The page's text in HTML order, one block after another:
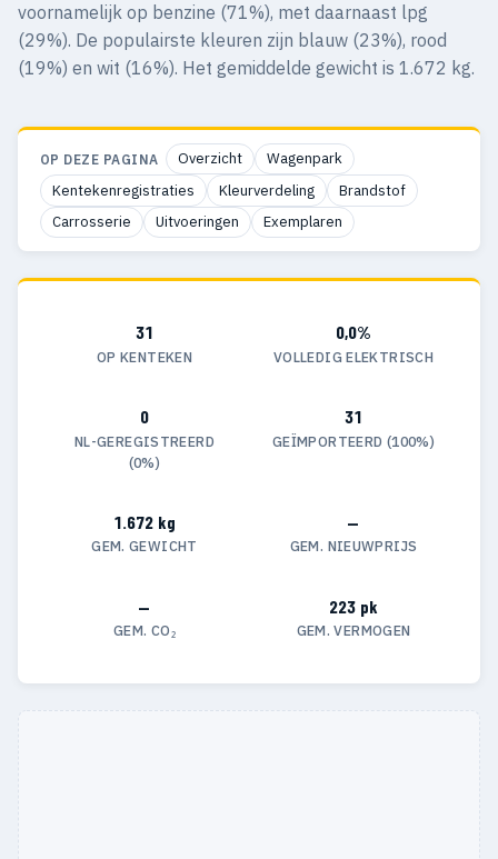
voornamelijk op benzine (71%), met daarnaast lpg
(29%). De populairste kleuren zijn blauw (23%), rood
(19%) en wit (16%). Het gemiddelde gewicht is 1.672 kg.
OP DEZE PAGINA Overzicht
Wagenpark
Kentekenregistraties
Kleurverdeling
Brandstof
Carrosserie
Uitvoeringen Exemplaren
31
OP KENTEKEN
0,0%
VOLLEDIG ELEKTRISCH
0
NL-GEREGISTREERD
(0%)
31
GEÏMPORTEERD (100%)
1.672 kg
GEM. GEWICHT
—
GEM. NIEUWPRIJS
—
GEM. CO₂
223 pk
GEM. VERMOGEN